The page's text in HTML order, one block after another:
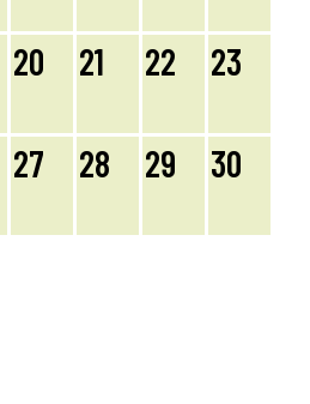
20 21 22 23
27 28 29 30